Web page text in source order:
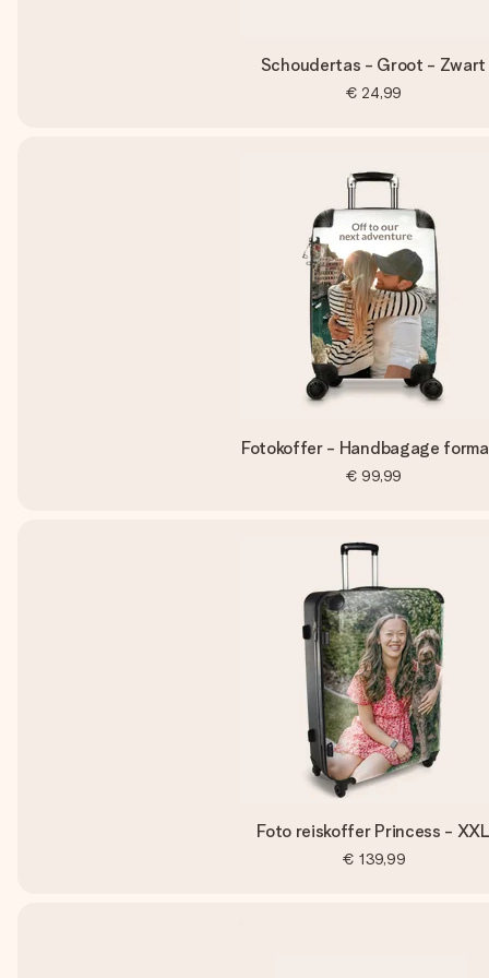
Schoudertas - Groot - Zwart
€ 24,99
Fotokoffer - Handbagage
€ 99,99
Foto reiskoffer Princess - XXL
€ 139,99